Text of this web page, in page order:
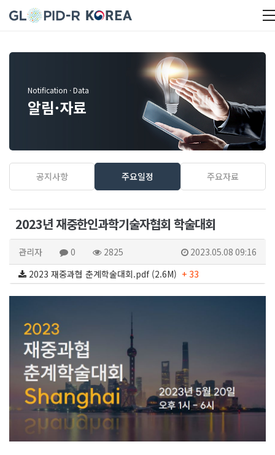
Notification · Data
알림·자료
공지사항 주요일정 주요자료
2023년 재중한인과학기술자협회 학술대회
관리자 0 2825
2023.05.08 09:16
2023 재중과협 춘계학술대회.pdf (2.6M) + 33